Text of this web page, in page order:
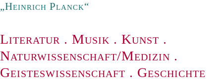
„Heinrich Planck“
Literatur . Musik . Kunst .
Naturwissenschaft/Medizin .
Geisteswissenschaft . Geschichte